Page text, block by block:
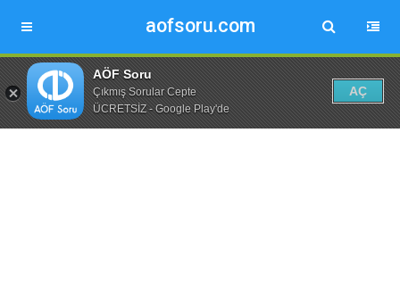
aofsoru.com
AÖF Soru
Çıkmış Sorular Cepte
ÜCRETSİZ - Google Play'de
AÇ